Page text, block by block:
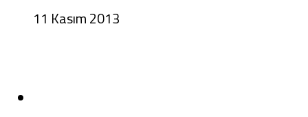
11 Kasım 2013